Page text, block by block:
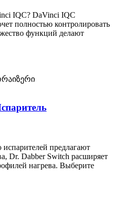
IQC? DaVinci IQC
полностью контролировать
функций делают
предлагают
Dr. Dabber Switch расширяет
нагрева. Выберите